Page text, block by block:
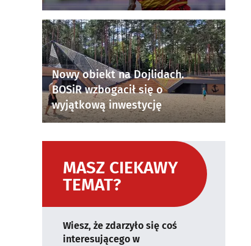
Nowy obiekt na Dojlidach.
BOSiR wzbogacił się o
wyjątkową inwestycję
MASZ CIEKAWY
TEMAT?
Wiesz, że zdarzyło się coś
interesującego w